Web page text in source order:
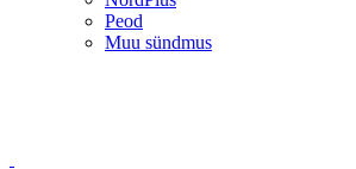
Peod
Muu sündmus